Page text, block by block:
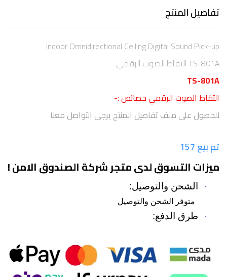
تفاصيل المنتج
Indoor Omnidirectional Ceiling Digital Sound Pick-up
TS-801A التقاط الصوت الرقمي
TS-801A
التقاط الصوت الرقمي خصائص :-
للحصول على ملف تفاصيل المنتج يرجى التواصل معنا
تم بيع 157
ميزات التسوق لدى متجر شركة الصندوق الامن !
· الشحن والتوصيل:
متوفر الشحن والتوصيل
· طرق الدفع: